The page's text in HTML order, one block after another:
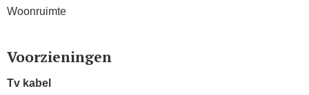
Woonruimte
Voorzieningen
Tv kabel